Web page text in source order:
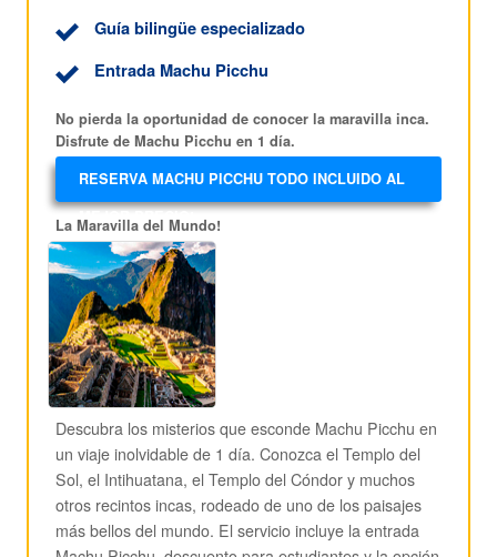
Guía bilingüe especializado
Entrada Machu Picchu
No pierda la oportunidad de conocer la maravilla inca.
Disfrute de Machu Picchu en 1 día.
RESERVA MACHU PICCHU TODO INCLUIDO AL
MEJOR PRECIO!
La Maravilla del Mundo!
Descubra los misterios que esconde Machu Picchu en
un viaje inolvidable de 1 día. Conozca el Templo del
Sol, el Intihuatana, el Templo del Cóndor y muchos
otros recintos incas, rodeado de uno de los paisajes
más bellos del mundo. El servicio incluye la entrada